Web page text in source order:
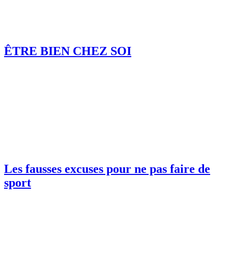
ÊTRE BIEN CHEZ SOI
Les fausses excuses pour ne pas faire de
sport